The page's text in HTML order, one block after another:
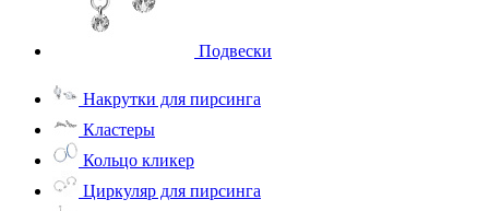
Подвески
Накрутки для пирсинга
Кластеры
Кольцо кликер
Циркуляр для пирсинга